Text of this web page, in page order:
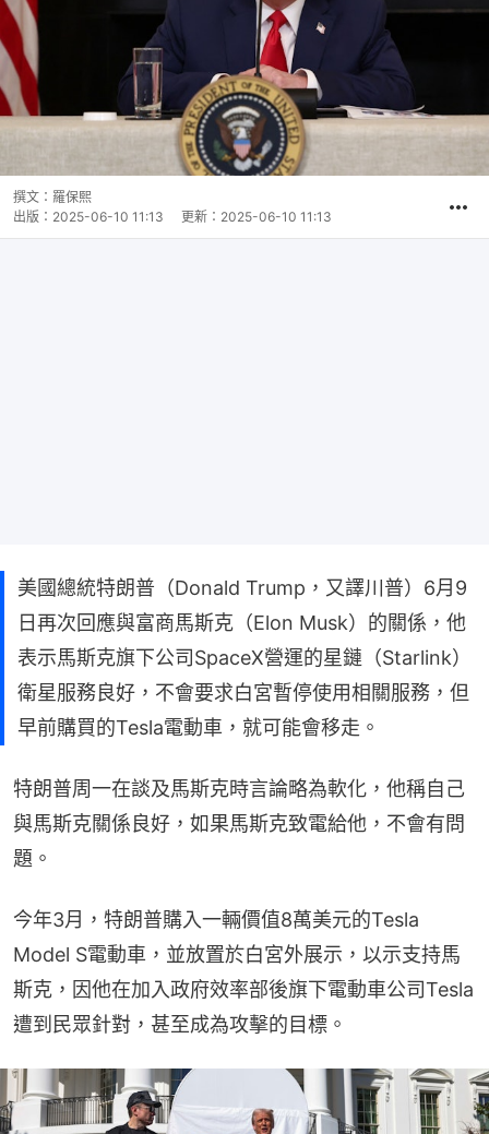
撰文： 羅保熙
出版： 2025-06-10 11:13 更新： 2025-06-10 11:13
美國總統特朗普（Donald Trump，又譯川普）6月9
日再次回應與富商馬斯克（Elon Musk）的關係，他
表示馬斯克旗下公司SpaceX營運的星鏈（Starlink）
衛星服務良好，不會要求白宮暫停使用相關服務，但
早前購買的Tesla電動車，就可能會移走。
特朗普周一在談及馬斯克時言論略為軟化，他稱自己
與馬斯克關係良好，如果馬斯克致電給他，不會有問
題。
今年3月，特朗普購入一輛價值8萬美元的Tesla
Model S電動車，並放置於白宮外展示，以示支持馬
斯克，因他在加入政府效率部後旗下電動車公司Tesla
遭到民眾針對，甚至成為攻擊的目標。